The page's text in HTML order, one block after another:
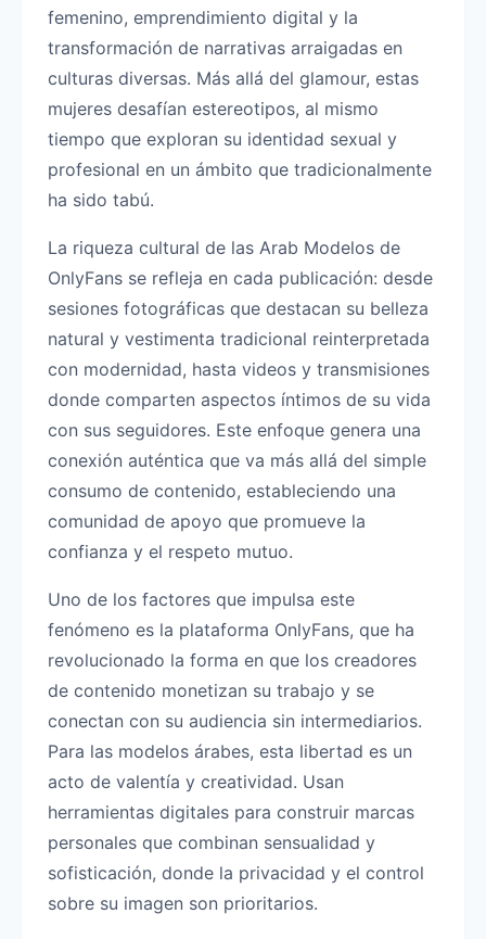
femenino, emprendimiento digital y la
transformación de narrativas arraigadas en
culturas diversas. Más allá del glamour, estas
mujeres desafían estereotipos, al mismo
tiempo que exploran su identidad sexual y
profesional en un ámbito que tradicionalmente
ha sido tabú.
La riqueza cultural de las Arab Modelos de
OnlyFans se refleja en cada publicación: desde
sesiones fotográficas que destacan su belleza
natural y vestimenta tradicional reinterpretada
con modernidad, hasta videos y transmisiones
donde comparten aspectos íntimos de su vida
con sus seguidores. Este enfoque genera una
conexión auténtica que va más allá del simple
consumo de contenido, estableciendo una
comunidad de apoyo que promueve la
confianza y el respeto mutuo.
Uno de los factores que impulsa este
fenómeno es la plataforma OnlyFans, que ha
revolucionado la forma en que los creadores
de contenido monetizan su trabajo y se
conectan con su audiencia sin intermediarios.
Para las modelos árabes, esta libertad es un
acto de valentía y creatividad. Usan
herramientas digitales para construir marcas
personales que combinan sensualidad y
sofisticación, donde la privacidad y el control
sobre su imagen son prioritarios.